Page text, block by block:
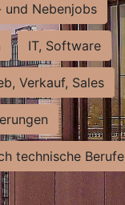
Nebenjobs
IT, Software
Verkauf, Sales
technische Berufe